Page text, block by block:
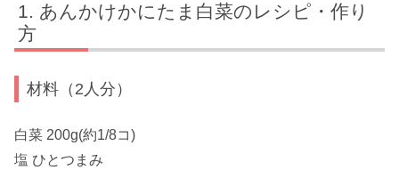
あんかけかにたま白菜のレシピ・作り
方
材料（2人分）
白菜 200g(約1/8コ)
塩 ひとつまみ